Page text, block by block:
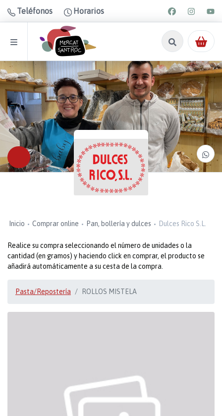
Teléfonos Horarios
Inicio Comprar online Pan, bollería y dulces Dulces Rico S.L.
Realice su compra seleccionando el número de unidades o la
cantidad (en gramos) y haciendo click en comprar, el producto se
añadirá automáticamente a su cesta de la compra.
Pasta/Repostería ROLLOS MISTELA